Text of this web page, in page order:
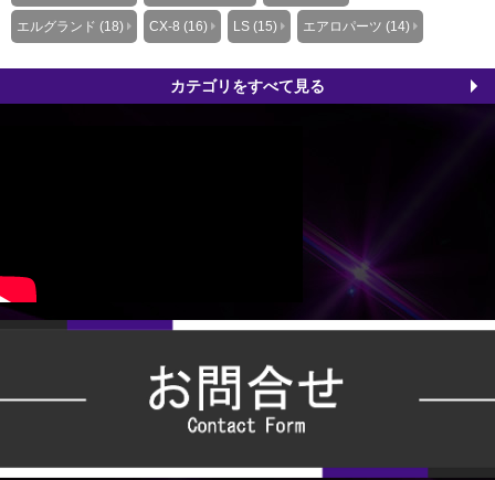
エルグランド (18) CX-8 (16) LS (15) エアロパーツ (14)
カテゴリをすべて見る